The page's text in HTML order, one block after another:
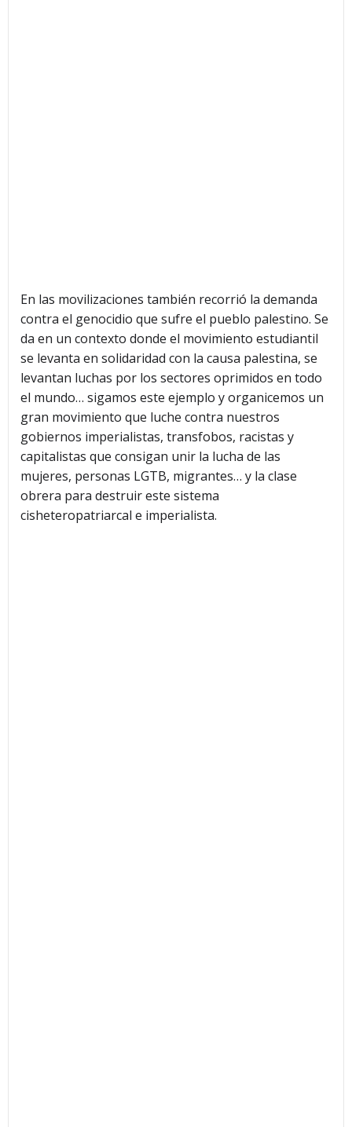
En las movilizaciones también recorrió la demanda
contra el genocidio que sufre el pueblo palestino. Se
da en un contexto donde el movimiento estudiantil
se levanta en solidaridad con la causa palestina, se
levantan luchas por los sectores oprimidos en todo
el mundo… sigamos este ejemplo y organicemos un
gran movimiento que luche contra nuestros
gobiernos imperialistas, transfobos, racistas y
capitalistas que consigan unir la lucha de las
mujeres, personas LGTB, migrantes… y la clase
obrera para destruir este sistema
cisheteropatriarcal e imperialista.